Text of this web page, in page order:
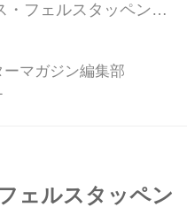
・フェルスタッペンが
の牙城を打ち崩した。
中のメルセデスAMG
だけではなく戦術的
タッペンが高速コー
トンでメルセデスAMG
ーマガジン編集部
ェルスタッペン